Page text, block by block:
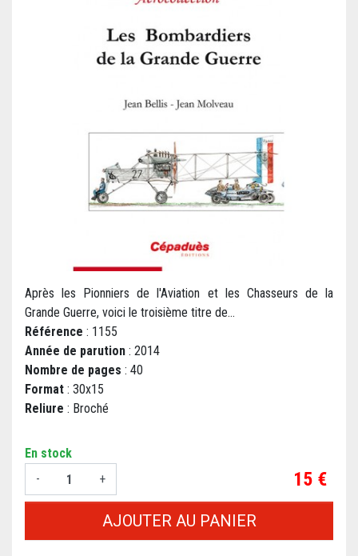
Après les Pionniers de l'Aviation et les Chasseurs de la
Grande Guerre, voici le troisième titre de...
Référence : 1155
Année de parution : 2014
Nombre de pages : 40
Format : 30x15
Reliure : Broché
En stock
-
+ Prix
15 €
AJOUTER AU PANIER